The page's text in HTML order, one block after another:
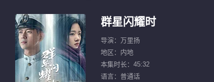
群星闪耀时
导演：万里扬
地区：内地
本集时长：45:32
语言：普通话